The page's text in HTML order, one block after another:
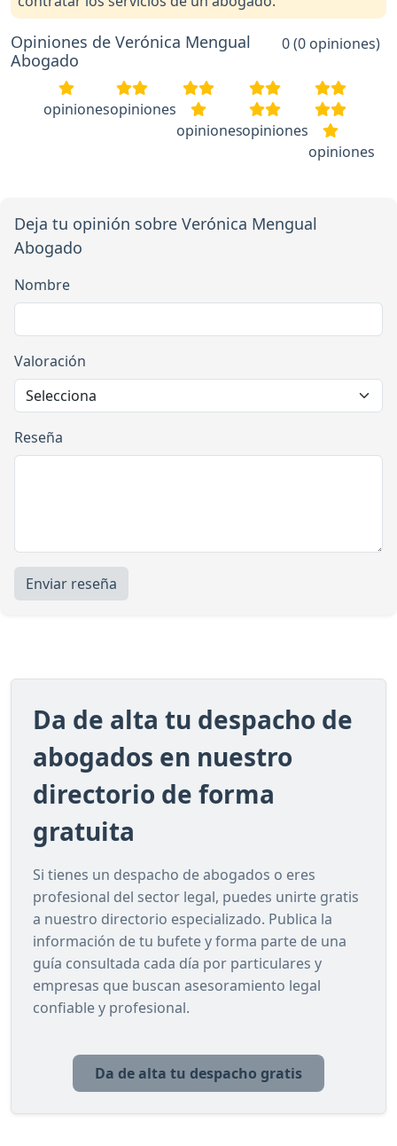
Opiniones de Verónica Mengual
Abogado
0 (0 opiniones)
opinionesopiniones
opinionesopiniones
opiniones
Deja tu opinión sobre Verónica Mengual
Abogado
Nombre
Valoración
Reseña
Enviar reseña
Da de alta tu despacho de
abogados en nuestro
directorio de forma
gratuita
Si tienes un despacho de abogados o eres
profesional del sector legal, puedes unirte gratis
a nuestro directorio especializado. Publica la
información de tu bufete y forma parte de una
guía consultada cada día por particulares y
empresas que buscan asesoramiento legal
confiable y profesional.
Da de alta tu despacho gratis